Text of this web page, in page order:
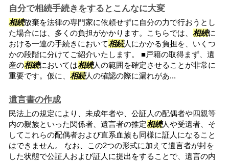
自分で相続手続きをするとこんなに大変
相続放棄を法律の専門家に依頼せずに自分の力で行おうとし
た場合には、多くの負担がかかります。こちらでは、 相続に
おける一連の手続きにおいて相続人にかかる負担を、いくつ
かの段階に分けてご紹介いたします。 ■戸籍の取得まず、遺
産の相続においては相続人の範囲を確定させることが非常に
重要です。仮に、 相続人の確認の際に漏れがあ...
遺言書の作成
民法上の規定により、未成年者や、公証人の配偶者や四親等
内の親族といった関係者、遺言者の推定相続人や受遺者、そ
してこれらの配偶者および直系血族も同様に証人になること
はできません。 なお、この2つの形式に加えて遺言者が封を
した状態で公証人および証人に提出をすることで、遺言の内